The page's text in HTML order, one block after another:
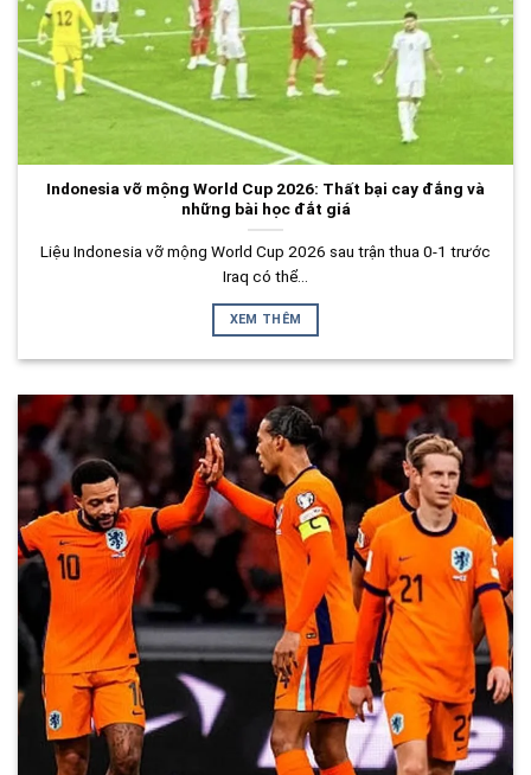
Indonesia vỡ mộng World Cup 2026: Thất bại cay đắng và
những bài học đắt giá
Liệu Indonesia vỡ mộng World Cup 2026 sau trận thua 0-1 trước
Iraq có thể...
XEM THÊM